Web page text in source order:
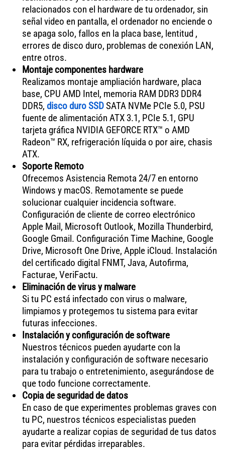
relacionados con el hardware de tu ordenador, sin
señal video en pantalla, el ordenador no enciende o
se apaga solo, fallos en la placa base, lentitud ,
errores de disco duro, problemas de conexión LAN,
entre otros.
Montaje componentes hardware
Realizamos montaje ampliación hardware, placa
base, CPU AMD Intel, memoria RAM DDR3 DDR4
DDR5, disco duro SSDSATA NVMe PCIe 5.0, PSU
fuente de alimentación ATX 3.1, PCIe 5.1, GPU
tarjeta gráfica NVIDIA GEFORCE RTX™ o AMD
Radeon™ RX, refrigeración líquida o por aire, chasis
ATX.
Soporte Remoto
Ofrecemos Asistencia Remota 24/7 en entorno
Windows y macOS. Remotamente se puede
solucionar cualquier incidencia software.
Configuración de cliente de correo electrónico
Apple Mail, Microsoft Outlook, Mozilla Thunderbird,
Google Gmail. Configuración Time Machine, Google
Drive, Microsoft One Drive, Apple iCloud. Instalación
del certificado digital FNMT, Java, Autofirma,
Facturae, VeriFactu.
Eliminación de virus y malware
Si tu PC está infectado con virus o malware,
limpiamos y protegemos tu sistema para evitar
futuras infecciones.
Instalación y configuración de software
Nuestros técnicos pueden ayudarte con la
instalación y configuración de software necesario
para tu trabajo o entretenimiento, asegurándose de
que todo funcione correctamente.
Copia de seguridad de datos
En caso de que experimentes problemas graves con
tu PC, nuestros técnicos especialistas pueden
ayudarte a realizar copias de seguridad de tus datos
para evitar pérdidas irreparables.